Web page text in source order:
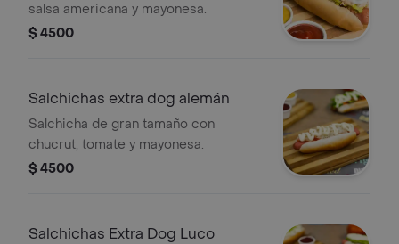
salsa americana y mayonesa.
$ 4500
Salchichas extra dog alemán
Salchicha de gran tamaño con
chucrut, tomate y mayonesa.
$ 4500
Salchichas Extra Dog Luco